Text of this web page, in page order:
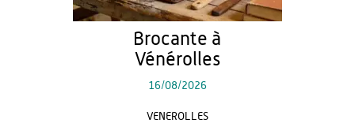
Brocante à
Vénérolles
16/08/2026
VENEROLLES